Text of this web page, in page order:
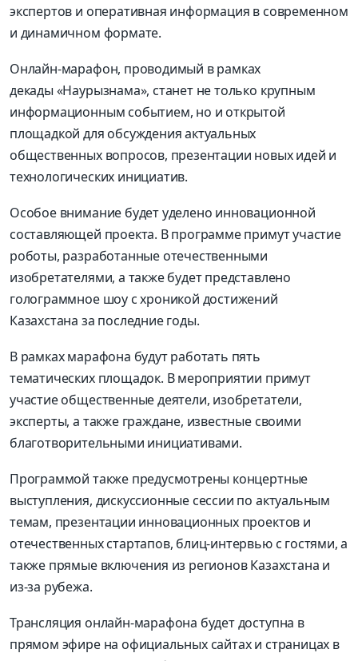
экспертов и оперативная информация в современном
и динамичном формате.
Онлайн-марафон, проводимый в рамках
декады «Наурызнама», станет не только крупным
информационным событием, но и открытой
площадкой для обсуждения актуальных
общественных вопросов, презентации новых идей и
технологических инициатив.
Особое внимание будет уделено инновационной
составляющей проекта. В программе примут участие
роботы, разработанные отечественными
изобретателями, а также будет представлено
голограммное шоу с хроникой достижений
Казахстана за последние годы.
В рамках марафона будут работать пять
тематических площадок. В мероприятии примут
участие общественные деятели, изобретатели,
эксперты, а также граждане, известные своими
благотворительными инициативами.
Программой также предусмотрены концертные
выступления, дискуссионные сессии по актуальным
темам, презентации инновационных проектов и
отечественных стартапов, блиц-интервью с гостями, а
также прямые включения из регионов Казахстана и
из-за рубежа.
Трансляция онлайн-марафона будет доступна в
прямом эфире на официальных сайтах и страницах в